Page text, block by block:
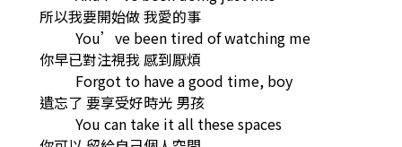
所以我要開始做 我愛的事
You’ve been tired of watching me
你早已對注視我 感到厭煩
Forgot to have a good time, boy
遺忘了 要享受好時光 男孩
You can take it all these spaces